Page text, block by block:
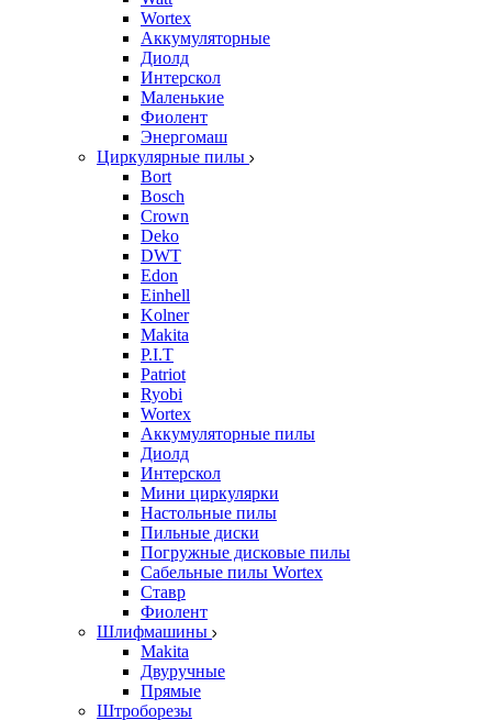
Wortex
Аккумуляторные
Диолд
Интерскол
Маленькие
Фиолент
Энергомаш
Циркулярные пилы
Bort
Bosch
Crown
Deko
DWT
Edon
Einhell
Kolner
Makita
P.I.T
Patriot
Ryobi
Wortex
Аккумуляторные пилы
Диолд
Интерскол
Мини циркулярки
Настольные пилы
Пильные диски
Погружные дисковые пилы
Сабельные пилы Wortex
Ставр
Фиолент
Шлифмашины
Makita
Двуручные
Прямые
Штроборезы